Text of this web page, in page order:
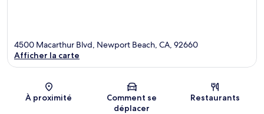
Carte
4500 Macarthur Blvd, Newport Beach, CA, 92660
Afficher la carte
À proximité
Comment se
déplacer
Restaurants